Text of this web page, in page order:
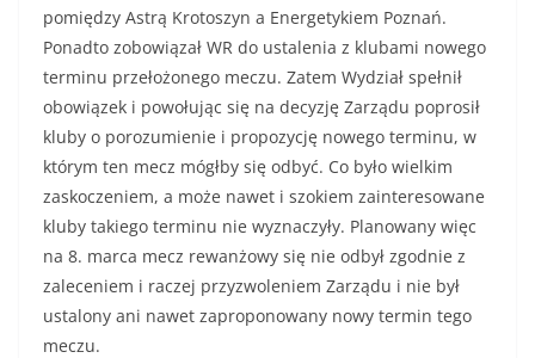
pomiędzy Astrą Krotoszyn a Energetykiem Poznań.
Ponadto zobowiązał WR do ustalenia z klubami nowego
terminu przełożonego meczu. Zatem Wydział spełnił
obowiązek i powołując się na decyzję Zarządu poprosił
kluby o porozumienie i propozycję nowego terminu, w
którym ten mecz mógłby się odbyć. Co było wielkim
zaskoczeniem, a może nawet i szokiem zainteresowane
kluby takiego terminu nie wyznaczyły. Planowany więc
na 8. marca mecz rewanżowy się nie odbył zgodnie z
zaleceniem i raczej przyzwoleniem Zarządu i nie był
ustalony ani nawet zaproponowany nowy termin tego
meczu.